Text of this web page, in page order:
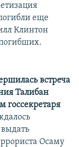
еще
Клинтон
встреча
Талибан
Осаму